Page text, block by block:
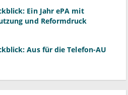
Ein Jahr ePA mit
und Reformdruck
Aus für die Telefon-AU